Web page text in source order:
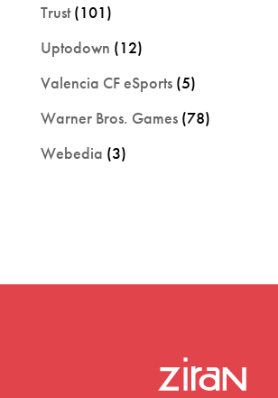
Trust(101)
Uptodown (12)
Valencia CF eSports(5)
Warner Bros. Games(78)
Webedia (3)